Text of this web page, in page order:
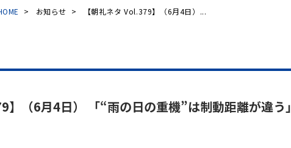
> お知らせ > 【朝礼ネタ Vol.379】（6月4日）...
】（6月4日） 「“雨の日の重機”は制動距離が違う」